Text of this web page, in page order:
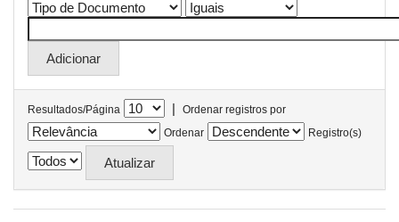
Resultados/Página |
Ordenar registros por
Ordenar
Registro(s)